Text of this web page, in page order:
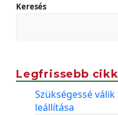
Keresés
Legfrissebb
Szükségessé
leállítása